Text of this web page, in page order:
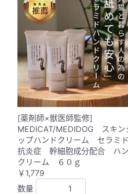
[薬剤師×獣医師監修]
MEDICAT/MEDIDOG スキン
ップハンドクリーム セラミ
抗炎症 幹細胞成分配合 ハ
クリーム ６０ｇ
￥1,779
数量